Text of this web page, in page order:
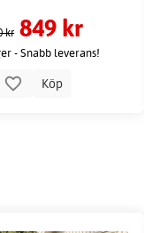
kr 849 kr
- Snabb leverans!
Köp